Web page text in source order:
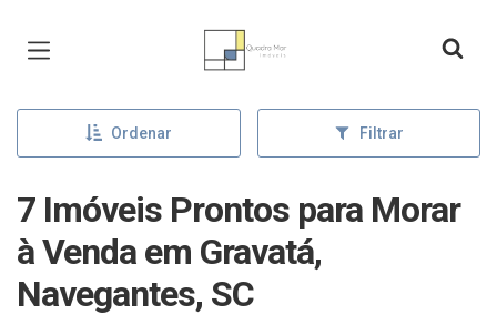
Página inicial
Ordenar Filtrar
7 Imóveis Prontos para Morar
à Venda em Gravatá,
Navegantes, SC